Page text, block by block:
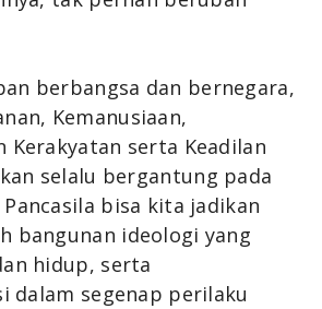
berbangsa dan bernegara,
Kemanusiaan,
Kerakyatan serta Keadilan
selalu bergantung pada
bisa kita jadikan
bangunan ideologi yang
hidup, serta
dalam segenap perilaku